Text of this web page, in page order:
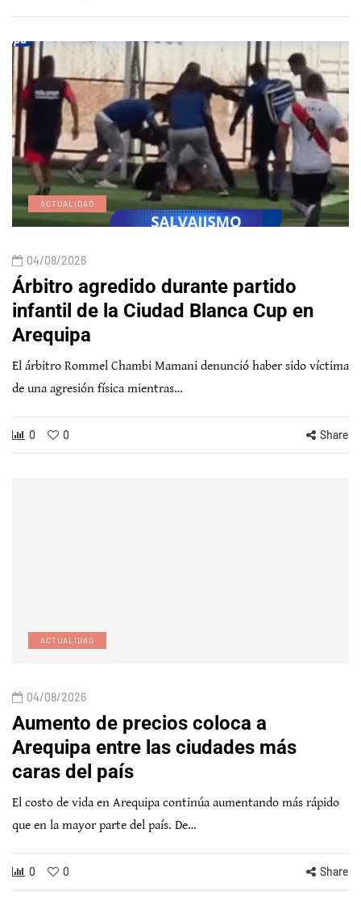
ACTUALIDAD
04/08/2026
Árbitro agredido durante partido
infantil de la Ciudad Blanca Cup en
Arequipa
El árbitro Rommel Chambi Mamani denunció haber sido víctima
de una agresión física mientras…
0 0 Share
ACTUALIDAD
04/08/2026
Aumento de precios coloca a
Arequipa entre las ciudades más
caras del país
El costo de vida en Arequipa continúa aumentando más rápido
que en la mayor parte del país. De…
0 0 Share